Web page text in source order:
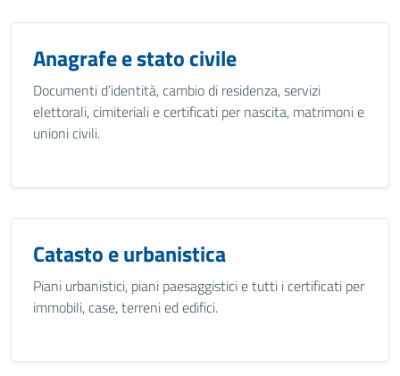
Anagrafe e stato civile
Documenti d’identità, cambio di residenza, servizi
elettorali, cimiteriali e certificati per nascita, matrimoni e
unioni civili.
Catasto e urbanistica
Piani urbanistici, piani paesaggistici e tutti i certificati per
immobili, case, terreni ed edifici.